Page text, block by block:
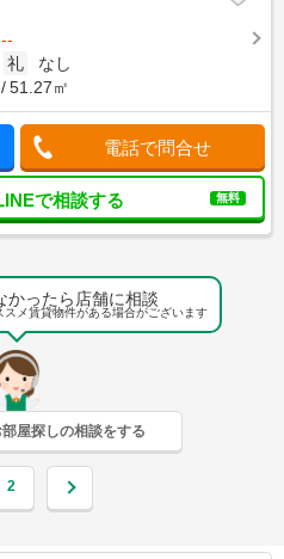
礼
なし
51.27㎡
電話で問合せ
で相談する 無料
かったら店舗に相談
スメ賃貸物件がある場合がございます
屋探しの相談をする
2